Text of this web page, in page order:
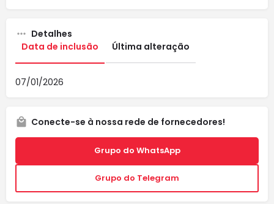
Detalhes
Data de inclusão
Última alteração
07/01/2026
Conecte-se à nossa rede de fornecedores!
Grupo do WhatsApp
Grupo do Telegram